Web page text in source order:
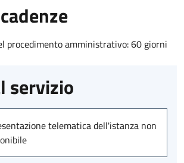
procedimento amministrativo: 60 giorni
servizio
telematica dell'istanza non